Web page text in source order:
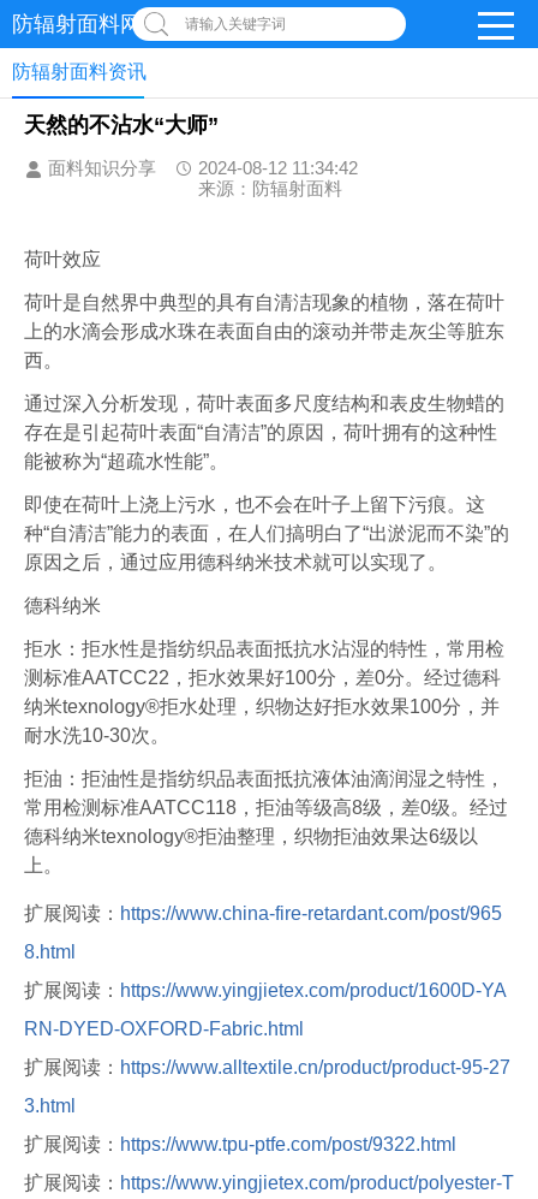
防辐射面料网 请输入关键字词
防辐射面料资讯
天然的不沾水“大师”
面料知识分享
2024-08-12 11:34:42
来源：防辐射面料
荷叶效应
荷叶是自然界中典型的具有自清洁现象的植物，落在荷叶
上的水滴会形成水珠在表面自由的滚动并带走灰尘等脏东
西。
通过深入分析发现，荷叶表面多尺度结构和表皮生物蜡的
存在是引起荷叶表面“自清洁”的原因，荷叶拥有的这种性
能被称为“超疏水性能”。
即使在荷叶上浇上污水，也不会在叶子上留下污痕。这
种“自清洁”能力的表面，在人们搞明白了“出淤泥而不染”的
原因之后，通过应用德科纳米技术就可以实现了。
德科纳米
拒水：拒水性是指纺织品表面抵抗水沾湿的特性，常用检
测标准AATCC22，拒水效果好100分，差0分。经过德科
纳米texnology®拒水处理，织物达好拒水效果100分，并
耐水洗10-30次。
拒油：拒油性是指纺织品表面抵抗液体油滴润湿之特性，
常用检测标准AATCC118，拒油等级高8级，差0级。经过
德科纳米texnology®拒油整理，织物拒油效果达6级以
上。
扩展阅读： https://www.china-fire-retardant.com/post/965
8.html
扩展阅读： https://www.yingjietex.com/product/1600D-YA
RN-DYED-OXFORD-Fabric.html
扩展阅读： https://www.alltextile.cn/product/product-95-27
3.html
扩展阅读： https://www.tpu-ptfe.com/post/9322.html
扩展阅读： https://www.yingjietex.com/product/polyester-T